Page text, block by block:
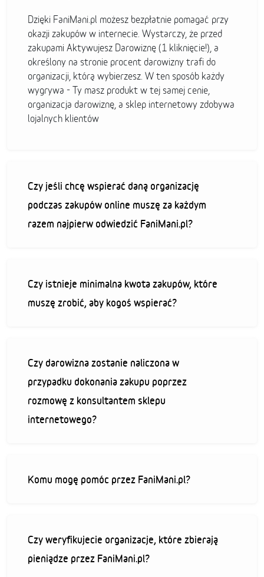
Dzięki FaniMani.pl możesz bezpłatnie pomagać przy
okazji zakupów w internecie. Wystarczy, że przed
zakupami Aktywujesz Darowiznę (1 kliknięcie!), a
określony na stronie procent darowizny trafi do
organizacji, którą wybierzesz. W ten sposób każdy
wygrywa - Ty masz produkt w tej samej cenie,
organizacja darowiznę, a sklep internetowy zdobywa
lojalnych klientów
Czy jeśli chcę wspierać daną organizację
podczas zakupów online muszę za każdym
razem najpierw odwiedzić FaniMani.pl?
Czy istnieje minimalna kwota zakupów, które
muszę zrobić, aby kogoś wspierać?
Czy darowizna zostanie naliczona w
przypadku dokonania zakupu poprzez
rozmowę z konsultantem sklepu
internetowego?
Komu mogę pomóc przez FaniMani.pl?
Czy weryfikujecie organizacje, które zbierają
pieniądze przez FaniMani.pl?